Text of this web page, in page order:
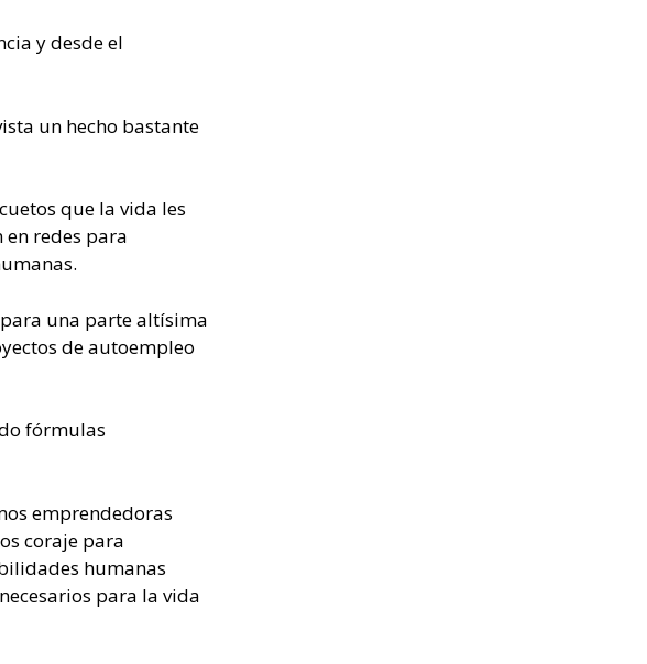
y desde el
un hecho bastante
que la vida les
redes para
una parte altísima
de autoempleo
fórmulas
emprendedoras
coraje para
humanas
para la vida